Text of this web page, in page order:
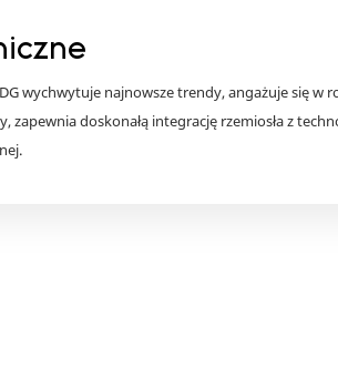
wychwytuje najnowsze trendy, angażuje się w
zapewnia doskonałą integrację rzemiosła z